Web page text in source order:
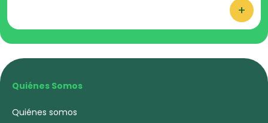
+
Quiénes Somos
Quiénes somos